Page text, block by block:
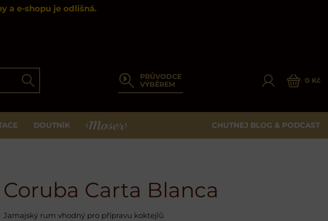
a e-shopu je odlišná.
Hledat
PRŮVODCE
VÝBĚREM
0 Kč
DOUTNÍK
MOSER
CHUTNEJ BLOG & PODCAST
Coruba Carta Blanca
Jamajský rum vhodný pro přípravu koktejlů